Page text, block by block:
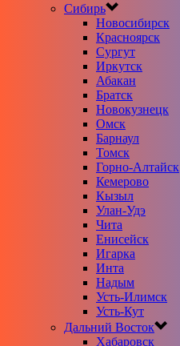
Сибирь
Новосибирск
Красноярск
Сургут
Иркутск
Абакан
Братск
Новокузнецк
Омск
Барнаул
Томск
Горно-Алтайск
Кемерово
Кызыл
Улан-Удэ
Чита
Енисейск
Игарка
Инта
Надым
Усть-Илимск
Усть-Кут
Дальний Восток
Хабаровск